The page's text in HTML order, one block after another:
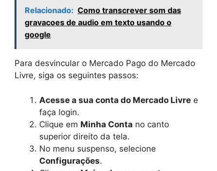
Relacionado: Como transcrever som das
gravacoes de audio em texto usando o
google
Para desvincular o Mercado Pago do Mercado
Livre, siga os seguintes passos:
Acesse a sua conta do Mercado Livre e
faça login.
Clique em Minha Conta no canto
superior direito da tela.
No menu suspenso, selecione
Configurações.